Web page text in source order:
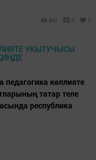
907 0 0
педагогика көллияте
татар теле
республика